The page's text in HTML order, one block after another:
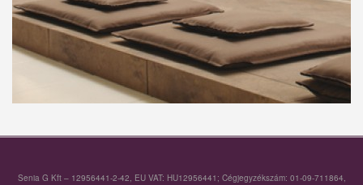
Senia G Kft – 12956441-2-42, EU VAT: HU12956441; Cégjegyzékszám: 01-09-711864,